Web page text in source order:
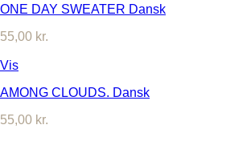
ONE DAY SWEATER Dansk
55,00 kr.
Vis
AMONG CLOUDS. Dansk
55,00 kr.